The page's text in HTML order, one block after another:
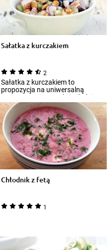
Sałatka z kurczakiem
2
Sałatka z kurczakiem to
propozycja na uniwersalną
potrawę z mięsem, dużą ilością
warzyw oraz gęst...
Chłodnik z fetą
1